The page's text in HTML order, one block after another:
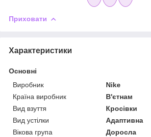
Приховати
Характеристики
Основні
Виробник
Nike
Країна виробник
В'єтнам
Вид взуття
Кросівки
Вид устілки
Адаптивна
Вікова група
Доросла